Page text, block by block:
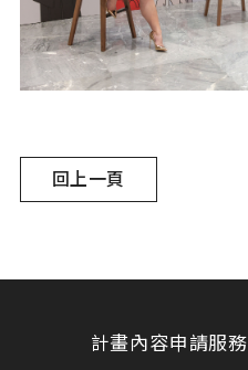
回上一頁
計畫內容申請服務